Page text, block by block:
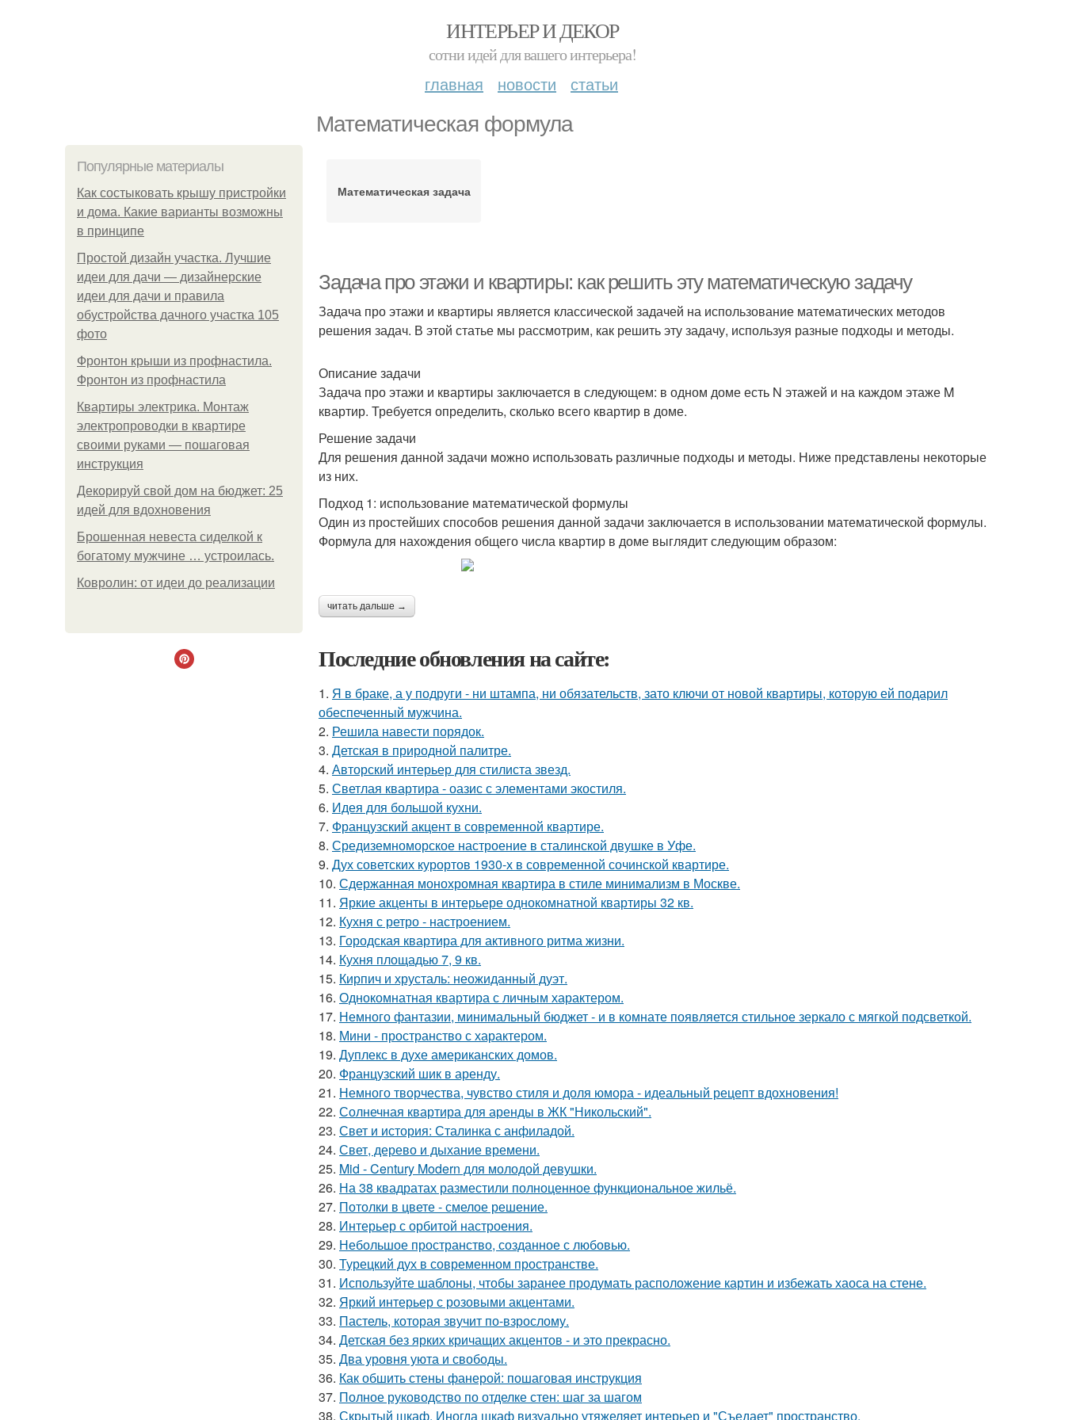
ИНТЕРЬЕР И ДЕКОР
сотни идей для вашего интерьера!
главная новости статьи
Математическая формула
Популярные материалы
Как состыковать крышу пристройки
и дома. Какие варианты возможны
в принципе
Простой дизайн участка. Лучшие
идеи для дачи — дизайнерские
идеи для дачи и правила
обустройства дачного участка 105
фото
Фронтон крыши из профнастила.
Фронтон из профнастила
Квартиры электрика. Монтаж
электропроводки в квартире
своими руками — пошаговая
инструкция
Декорируй свой дом на бюджет: 25
идей для вдохновения
Брошенная невеста сиделкой к
богатому мужчине … устроилась.
Ковролин: от идеи до реализации
Математическая задача
Задача про этажи и квартиры: как решить эту математическую задачу
Задача про этажи и квартиры является классической задачей на использование математических методов
решения задач. В этой статье мы рассмотрим, как решить эту задачу, используя разные подходы и методы.
Описание задачи
Задача про этажи и квартиры заключается в следующем: в одном доме есть N этажей и на каждом этаже M
квартир. Требуется определить, сколько всего квартир в доме.
Решение задачи
Для решения данной задачи можно использовать различные подходы и методы. Ниже представлены некоторые
из них.
Подход 1: использование математической формулы
Один из простейших способов решения данной задачи заключается в использовании математической формулы.
Формула для нахождения общего числа квартир в доме выглядит следующим образом:
читать дальше →
Последние обновления на сайте:
1. Я в браке, а у подруги - ни штампа, ни обязательств, зато ключи от новой квартиры, которую ей подарил
обеспеченный мужчина.
2. Решила навести порядок.
3. Детская в природной палитре.
4. Авторский интерьер для стилиста звезд.
5. Светлая квартира - оазис с элементами экостиля.
6. Идея для большой кухни.
7. Французский акцент в современной квартире.
8. Средиземноморское настроение в сталинской двушке в Уфе.
9. Дух советских курортов 1930-х в современной сочинской квартире.
10. Сдержанная монохромная квартира в стиле минимализм в Москве.
11. Яркие акценты в интерьере однокомнатной квартиры 32 кв.
12. Кухня с ретро - настроением.
13. Городская квартира для активного ритма жизни.
14. Кухня площадью 7, 9 кв.
15. Кирпич и хрусталь: неожиданный дуэт.
16. Однокомнатная квартира с личным характером.
17. Немного фантазии, минимальный бюджет - и в комнате появляется стильное зеркало с мягкой подсветкой.
18. Мини - пространство с характером.
19. Дуплекс в духе американских домов.
20. Французский шик в аренду.
21. Немного творчества, чувство стиля и доля юмора - идеальный рецепт вдохновения!
22. Солнечная квартира для аренды в ЖК "Никольский".
23. Свет и история: Сталинка с анфиладой.
24. Свет, дерево и дыхание времени.
25. Mid - Century Modern для молодой девушки.
26. На 38 квадратах разместили полноценное функциональное жильё.
27. Потолки в цвете - смелое решение.
28. Интерьер с орбитой настроения.
29. Небольшое пространство, созданное с любовью.
30. Турецкий дух в современном пространстве.
31. Используйте шаблоны, чтобы заранее продумать расположение картин и избежать хаоса на стене.
32. Яркий интерьер с розовыми акцентами.
33. Пастель, которая звучит по-взрослому.
34. Детская без ярких кричащих акцентов - и это прекрасно.
35. Два уровня уюта и свободы.
36. Как обшить стены фанерой: пошаговая инструкция
37. Полное руководство по отделке стен: шаг за шагом
38. Скрытый шкаф. Иногда шкаф визуально утяжеляет интерьер и "Съедает" пространство.